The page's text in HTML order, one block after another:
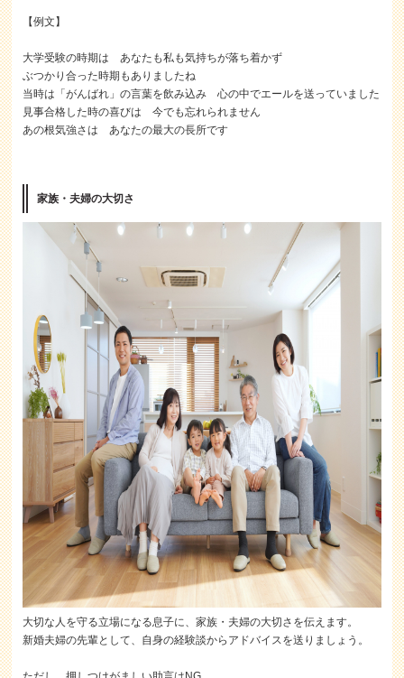
【例文】
大学受験の時期は あなたも私も気持ちが落ち着かず
ぶつかり合った時期もありましたね
当時は「がんばれ」の言葉を飲み込み 心の中でエールを送っていました
見事合格した時の喜びは 今でも忘れられません
あの根気強さは あなたの最大の長所です
家族・夫婦の大切さ
大切な人を守る立場になる息子に、家族・夫婦の大切さを伝えます。
新婚夫婦の先輩として、自身の経験談からアドバイスを送りましょう。